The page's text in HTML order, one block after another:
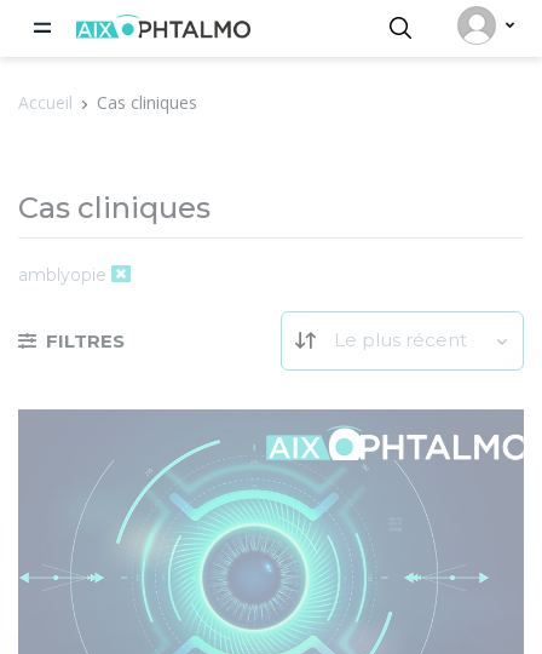
Accueil Cas cliniques
Cas cliniques
amblyopie
FILTRES Le plus récent
Panneau de gestion des cookies